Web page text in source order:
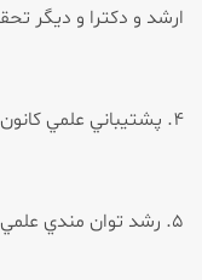
ارشد و دكترا و ديگر
۴. پشتيباني علمي كانون هاي فرهنگي؛ دانشگاهي و حوزوي؛
۵. رشد توان مندي علمي دانش پژوهان مركز تخصصي مهدويت؛